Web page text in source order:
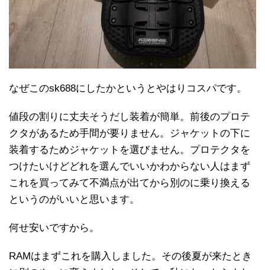
なぜこのsk688にしたかというとやはりコスパです。
値段の割りに丈夫そうだし装着が簡単。前後のプロテ
クタがあるため手間が要りません。ジャケットの下に
装着するためジャケットを選びません。プロテクタを
つけたいけどどれを選んでいいかわからない人はまず
これを買ってみて不満点が出てから別のに乗り換える
というのがいいと思います。
何せ安いですから。
RAMはまずこれを購入しました。その後夏が来たとき